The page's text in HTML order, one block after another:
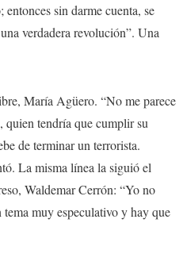
sin darme cuenta, se
verdadera revolución”. Una
María Agüero. “No me parece
quien tendría que cumplir su
de terminar un terrorista.
La misma línea la siguió el
Waldemar Cerrón: “Yo no
muy especulativo y hay que